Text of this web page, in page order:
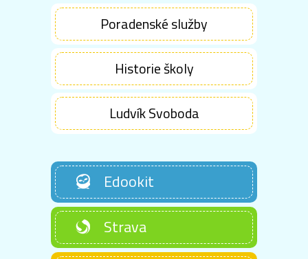
Poradenské služby
Historie školy
Ludvík Svoboda
Edookit
Strava